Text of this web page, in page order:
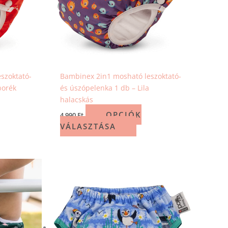
Bambinex 2in1 mosható leszoktató-
és úszópelenka 1 db – Lila
halacskás
4 990Ft
OPCIÓK
VÁLASZTÁSA
változatok
termékoldalon
választhatók
terméknek
több
variációja
van.